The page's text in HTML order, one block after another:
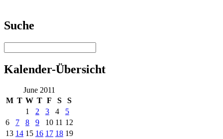
Suche
Kalender-Übersicht
June 2011
M T W T F S
S
1
2 3 4
5
6
7 8 9 10 11 12
13 14 15 16 17 18 19